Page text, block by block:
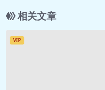
相关文章
VIP